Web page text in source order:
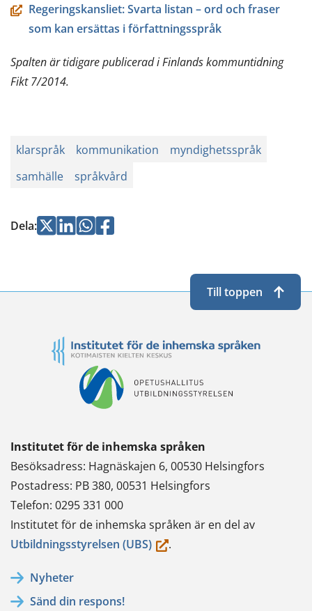
Regeringskansliet: Svarta listan – ord och fraser
som kan ersättas i författningsspråk
Spalten är tidigare publicerad i Finlands kommuntidning
Fikt 7/2014.
klarspråk kommunikation
myndighetsspråk
samhälle
språkvård
Dela:Jaa Jaa Jaa
Jaa
Institutet för de inhemska språken
Besöksadress: Hagnäskajen 6, 00530 Helsingfors
Postadress: PB 380, 00531 Helsingfors
Telefon: 0295 331 000
Institutet för de inhemska språken är en del av
Utbildningsstyrelsen (UBS)(du.
Nyheter
Sänd din respons!
Till toppen